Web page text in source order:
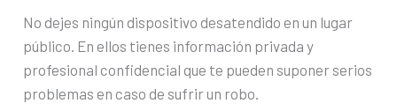
No dejes ningún dispositivo desatendido en un lugar
público. En ellos tienes información privada y
profesional confidencial que te pueden suponer serios
problemas en caso de sufrir un robo.